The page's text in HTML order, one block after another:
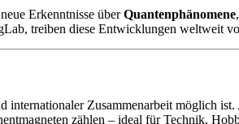
Erkenntnisse überQuantenphänomene,
treiben diese Entwicklungen weltweit
Zusammenarbeit möglich
zählen – ideal für Technik,